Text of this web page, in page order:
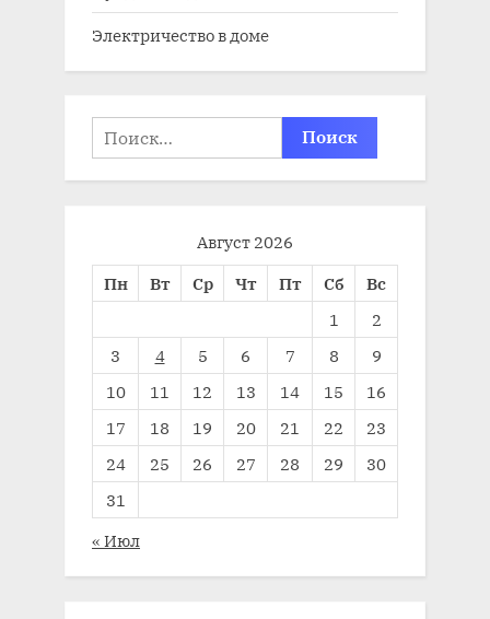
Электричество в доме
Найти:
Август 2026
Пн
Вт Ср Чт Пт Сб
Вс
1
2
3
4 5 6 7 8
9
10
11 12 13 14 15
16
17
18 19 20 21 22
23
24
25 26 27 28 29
30
31
« Июл